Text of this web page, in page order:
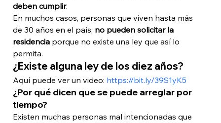
deben cumplir.
En muchos casos, personas que viven hasta más
de 30 años en el país, no pueden solicitar la
residencia porque no existe una ley que así lo
permita.
¿Existe alguna ley de los diez años?
Aquí puede ver un video: https://bit.ly/39S1yK5
¿Por qué dicen que se puede arreglar por
tiempo?
Existen muchas personas mal intencionadas que